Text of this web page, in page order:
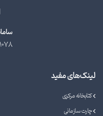
لینک‌های مفید
کتابخانه مرکزی
چارت سازمانی